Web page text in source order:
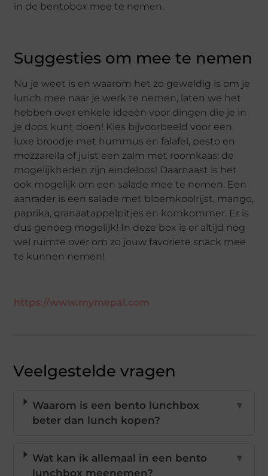
in de bentobox mee te nemen.
Suggesties om mee te nemen
Nu je weet is en waarom het zo geweldig is om je
lunch mee naar je werk te nemen, laten we het
hebben over enkele ideeën voor dingen die je in
je doos kunt doen! Kies bijvoorbeeld voor een
luxe broodje met hummus en falafel, pesto en
mozzarella of juist een zalm met roomkaas: de
mogelijkheden zijn eindeloos! Daarnaast is het
ook mogelijk om een salade mee te nemen. Een
aanrader is een salade met bloemkoolrijst, mango,
paprika, granaatappelpitjes en komkommer. Er is
dus genoeg mogelijk! In deze box is er altijd nog
wel ruimte over om zo jouw favoriete snack mee
te kunnen nemen!
https://www.mymepal.com
Veelgestelde vragen
Waarom is een bento lunchbox
beter dan lunch kopen?
▼
Wat kan ik allemaal in een bento
lunchbox meenemen?
▼